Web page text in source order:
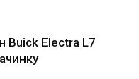
Buick Electra L7